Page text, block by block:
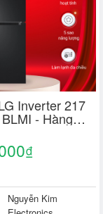
Inverter 217
- Hàng
₫
Nguyễn Kim